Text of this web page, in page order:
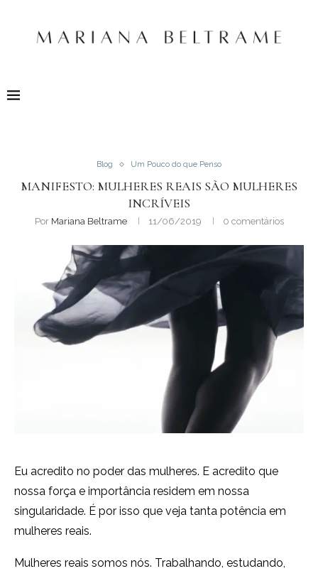
Blog Um Pouco do que Penso
MANIFESTO: MULHERES REAIS SÃO MULHERES
INCRÍVEIS
Por Mariana Beltrame 11/06/2019 0 comentários
Eu acredito no poder das mulheres. E acredito que
nossa força e importância residem em nossa
singularidade. É por isso que veja tanta potência em
mulheres reais.
Mulheres reais somos nós. Trabalhando, estudando,